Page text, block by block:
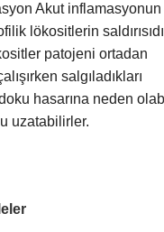
Akut
lökositlerin
patojeni ortadan
salgıladıkları
hasarına neden
uzatabilirler.